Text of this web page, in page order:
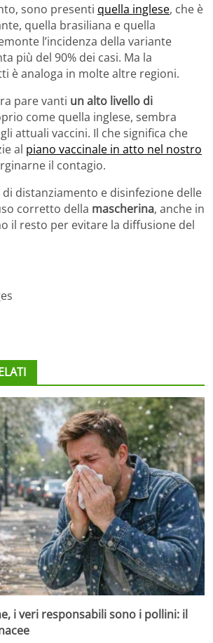
sono presenti quella inglese, che è
quella brasiliana e quella
l’incidenza della variante
più del 90% dei casi. Ma la
è analoga in molte altre regioni.
pare vanti un alto livello di
come quella inglese, sembra
attuali vaccini. Il che significa che
al piano vaccinale in atto nel nostro
il contagio.
distanziamento e disinfezione delle
corretto della mascherina, anche in
il resto per evitare la diffusione del
i veri responsabili sono i pollini: il